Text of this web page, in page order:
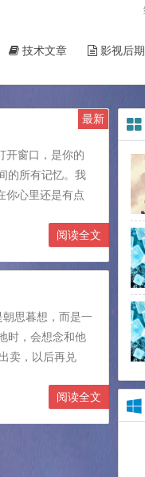
技术文章 影视后期
窗口，是你的
的所有记忆。我
心里还是有点
。你说，你很孤
，也会难过的?
最新
阅读全文
思暮想，而是一
时，会想念和他
卖，以后再兑
为了一个人舍弃
阅读全文